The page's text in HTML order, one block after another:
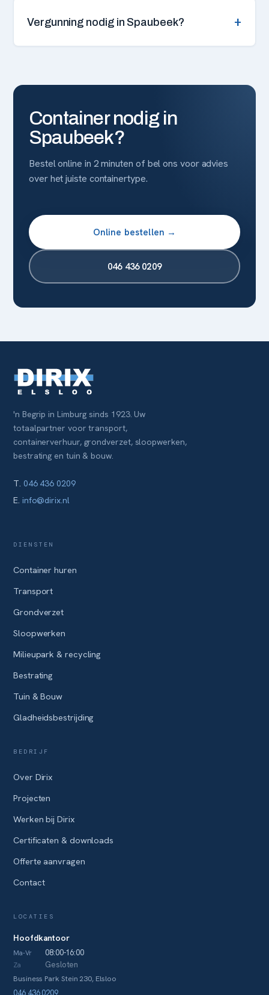
Vergunning nodig in Spaubeek? +
Container nodig in
Spaubeek?
Bestel online in 2 minuten of bel ons voor advies
over het juiste containertype.
Online bestellen →
046 436 0209
'n Begrip in Limburg sinds 1923. Uw
totaalpartner voor transport,
containerverhuur, grondverzet, sloopwerken,
bestrating en tuin & bouw.
T. 046 436 0209
E. info@dirix.nl
DIENSTEN
Container huren
Transport
Grondverzet
Sloopwerken
Milieupark & recycling
Bestrating
Tuin & Bouw
Gladheidsbestrijding
BEDRIJF
Over Dirix
Projecten
Werken bij Dirix
Certificaten & downloads
Offerte aanvragen
Contact
LOCATIES
Hoofdkantoor
Ma-Vr 08:00-16:00
Za
Gesloten
Business Park Stein 230, Elsloo